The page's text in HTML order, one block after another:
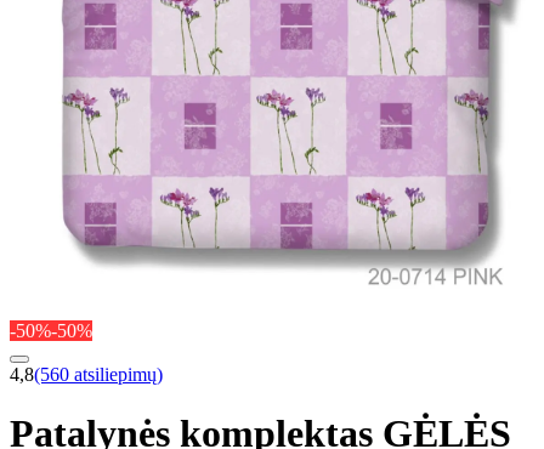
-50%-50%
4,8(560 atsiliepimų)
Patalynės komplektas GĖLĖS